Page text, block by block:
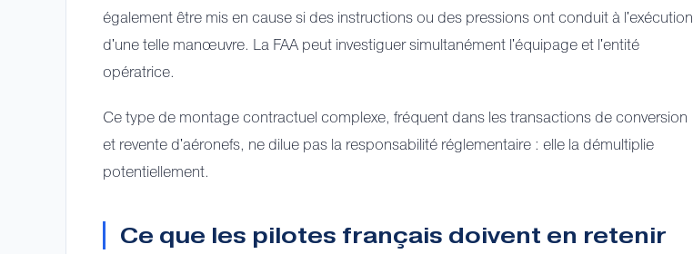
également être mis en cause si des instructions ou des pressions ont conduit à l'exécution
d'une telle manœuvre. La FAA peut investiguer simultanément l'équipage et l'entité
opératrice.
Ce type de montage contractuel complexe, fréquent dans les transactions de conversion
et revente d'aéronefs, ne dilue pas la responsabilité réglementaire : elle la démultiplie
potentiellement.
Ce que les pilotes français doivent en retenir